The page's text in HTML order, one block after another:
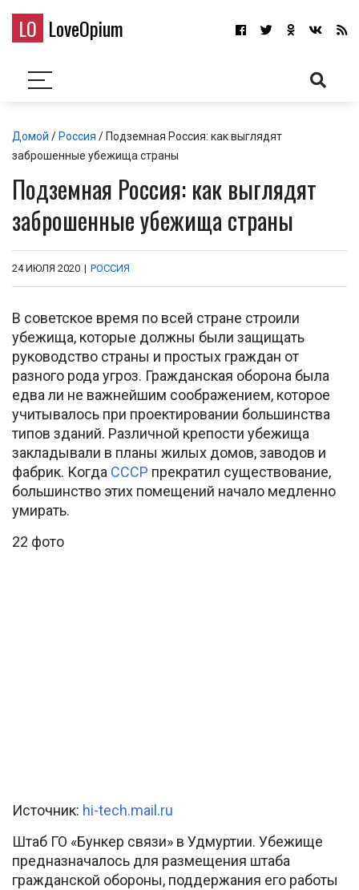
LO LoveOpium
Домой / Россия / Подземная Россия: как выглядят
заброшенные убежища страны
Подземная Россия: как выглядят
заброшенные убежища страны
24 ИЮЛЯ 2020 | РОССИЯ
В советское время по всей стране строили
убежища, которые должны были защищать
руководство страны и простых граждан от
разного рода угроз. Гражданская оборона была
едва ли не важнейшим соображением, которое
учитывалось при проектировании большинства
типов зданий. Различной крепости убежища
закладывали в планы жилых домов, заводов и
фабрик. Когда СССР прекратил существование,
большинство этих помещений начало медленно
умирать.
22 фото
Источник: hi-tech.mail.ru
Штаб ГО «Бункер связи» в Удмуртии. Убежище
предназначалось для размещения штаба
гражданской обороны, поддержания его работы